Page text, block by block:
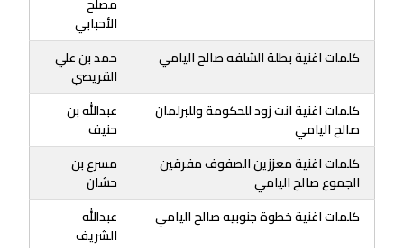
الأحبابي
كلمات اغنية بطلة الشلفه صالح اليامي
حمد بن علي
القريصي
كلمات اغنية انت زود للحكومة وللبرلمان
صالح اليامي
عبدالله بن
حنيف
كلمات اغنية معززين الصفوف مفرقين
الجموع صالح اليامي
مسرع بن
حشان
كلمات اغنية خطوة جنوبيه صالح اليامي
عبدالله
الشريف